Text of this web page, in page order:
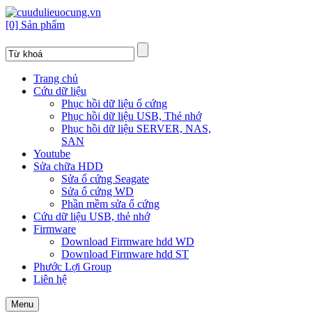
[0] Sản phẩm
Trang chủ
Cứu dữ liệu
Phục hồi dữ liệu ổ cứng
Phục hồi dữ liệu USB, Thẻ nhớ
Phục hồi dữ liệu SERVER, NAS,
SAN
Youtube
Sửa chữa HDD
Sửa ổ cứng Seagate
Sửa ổ cứng WD
Phần mềm sửa ổ cứng
Cứu dữ liệu USB, thẻ nhớ
Firmware
Download Firmware hdd WD
Download Firmware hdd ST
Phước Lợi Group
Liên hệ
Menu